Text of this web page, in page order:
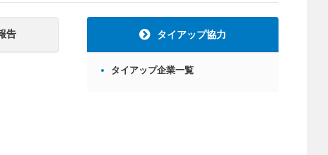
告 タイアップ協力
タイアップ企業一覧